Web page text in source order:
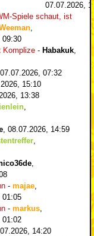
07.07.2026,
Spiele schaut, ist
09:30
Komplize - Habakuk
07.07.2026, 07:32
15:10
13:38
08.07.2026, 14:59
- majae
01:05
- markus
01:02
14:20